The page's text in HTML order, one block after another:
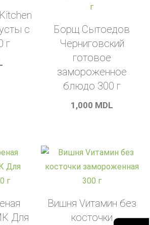
с
г
Борщ Сытоедов
Черниговский
готовое
замороженное
блюдо 300 г
1,000 MDL
Для
Вишня Vитамин без
косточки